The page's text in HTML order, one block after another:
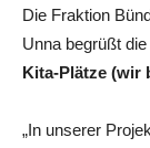
Die Fraktion
Unna begrüßt
Kita-Plätze (wir
„In unserer